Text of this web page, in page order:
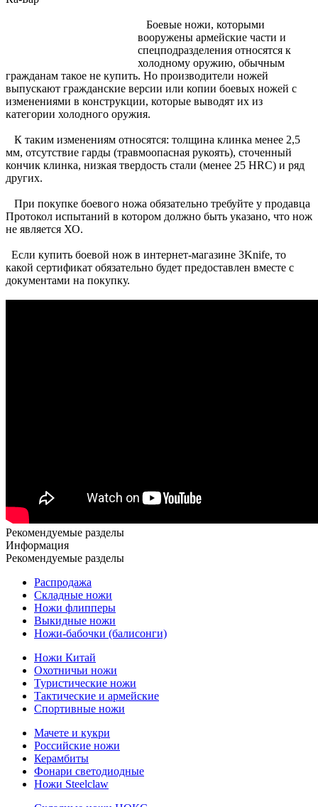
Боевые ножи, которыми
вооружены армейские части и
спецподразделения относятся к
холодному оружию, обычным
гражданам такое не купить. Но производители ножей
выпускают гражданские версии или копии боевых ножей с
изменениями в конструкции, которые выводят их из
категории холодного оружия.
К таким изменениям относятся: толщина клинка менее 2,5
мм, отсутствие гарды (травмоопасная рукоять), сточенный
кончик клинка, низкая твердость стали (менее 25 HRC) и ряд
других.
При покупке боевого ножа обязательно требуйте у продавца
Протокол испытаний в котором должно быть указано, что нож
не является ХО.
Если купить боевой нож в интернет-магазине 3Knife, то
какой сертификат обязательно будет предоставлен вместе с
документами на покупку.
Рекомендуемые разделы
Информация
Рекомендуемые разделы
Распродажа
Складные ножи
Ножи флипперы
Выкидные ножи
Ножи-бабочки (балисонги)
Ножи Китай
Охотничьи ножи
Туристические ножи
Тактические и армейские
Спортивные ножи
Мачете и кукри
Российские ножи
Керамбиты
Фонари светодиодные
Ножи Steelclaw